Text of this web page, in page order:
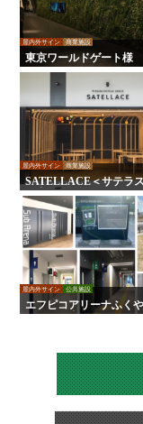
屋内外サイン 商業施設
東京ワールドゲート様
HT25
屋内外サイン 商業施設
SATELLACE＜サテ
屋内外サイン・デジタ
ージ
屋内外サイン 公共施設
エフピコアリーナふ
サイン工事